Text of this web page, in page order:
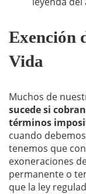
Exención
Vida
Muchos de
sucede si
términos
cuando
tenemos que
exoneraciones
permanente o
que la ley